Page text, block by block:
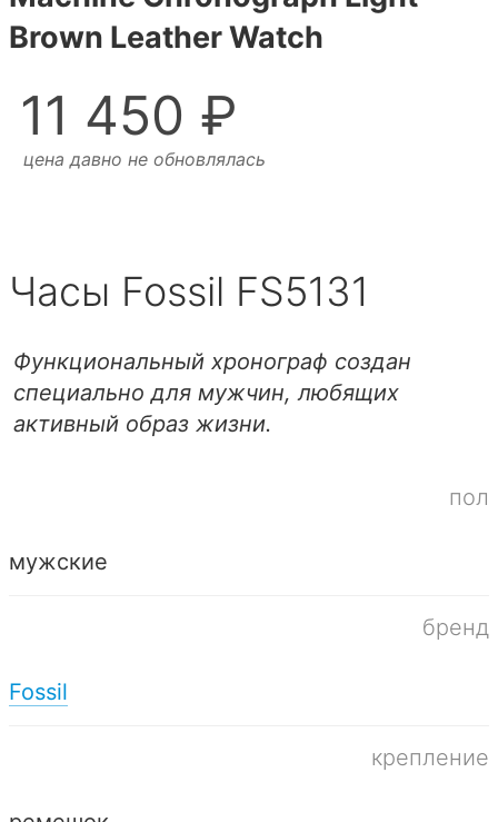
Brown Leather Watch
11 450 ₽
цена давно не обновлялась
Часы Fossil FS5131
Функциональный хронограф создан
специально для мужчин, любящих
активный образ жизни.
пол
мужские
бренд
Fossil
крепление